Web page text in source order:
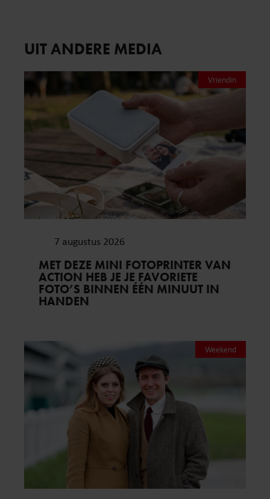
UIT ANDERE MEDIA
Vriendin
7 augustus 2026
MET DEZE MINI FOTOPRINTER VAN
ACTION HEB JE JE FAVORIETE
FOTO’S BINNEN ÉÉN MINUUT IN
HANDEN
Weekend